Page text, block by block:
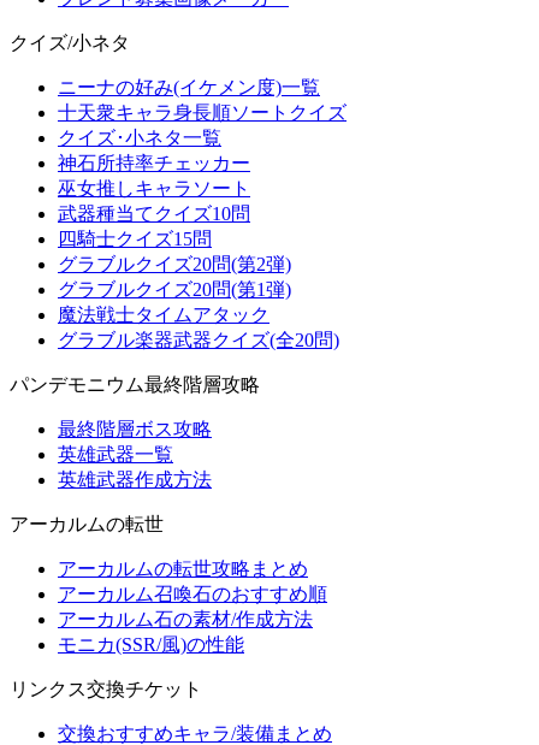
クイズ/小ネタ
ニーナの好み(イケメン度)一覧
十天衆キャラ身長順ソートクイズ
クイズ･小ネタ一覧
神石所持率チェッカー
巫女推しキャラソート
武器種当てクイズ10問
四騎士クイズ15問
グラブルクイズ20問(第2弾)
グラブルクイズ20問(第1弾)
魔法戦士タイムアタック
グラブル楽器武器クイズ(全20問)
パンデモニウム最終階層攻略
最終階層ボス攻略
英雄武器一覧
英雄武器作成方法
アーカルムの転世
アーカルムの転世攻略まとめ
アーカルム召喚石のおすすめ順
アーカルム石の素材/作成方法
モニカ(SSR/風)の性能
リンクス交換チケット
交換おすすめキャラ/装備まとめ